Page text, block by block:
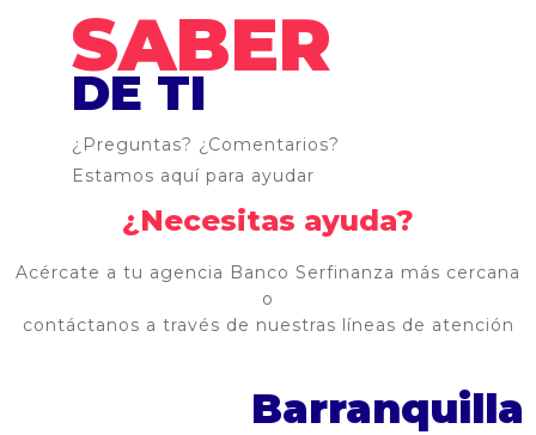
SABER
DE TI
¿Preguntas? ¿Comentarios?
Estamos aquí para ayudar
¿Necesitas ayuda?
Acércate a tu agencia Banco Serfinanza más cercana
o
contáctanos a través de nuestras líneas de atención
Barranquilla